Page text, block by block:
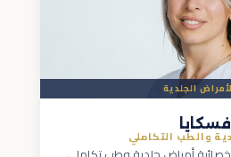
الجلدية
والطب التكاملي